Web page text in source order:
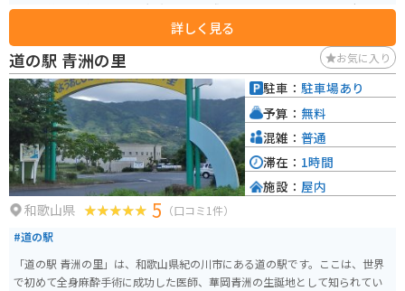
木々の美しさが素敵です。 観光に訪れる際は、バイクでのアクセスも便利で
す。高野山への道は緑豊かで風光明媚なため、ライダーには最適です。駐車場
は奥之院無料駐車場に停めて、奥之院までは徒歩になります。さらに、奥之院
までの道は穏やかですが、急カーブが多いため、安全運転を心掛けましょ
う。
詳しく見る
道の駅 青洲の里 お気に入り
和歌山県 5 （口コミ1件）
#道の駅
「道の駅 青洲の里」は、和歌山県紀の川市にある道の駅です。ここは、世界
で初めて全身麻酔手術に成功した医師、華岡青洲の生誕地として知られてい
駐車： 駐車場あり
予算： 無料
混雑： 普通
滞在： 1時間
施設： 屋内